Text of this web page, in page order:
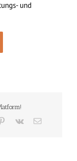
und
Pinterest
Vk Email